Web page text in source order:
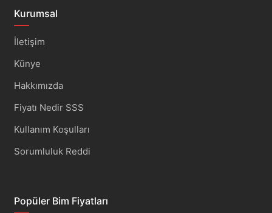
Kurumsal
İletişim
Künye
Hakkımızda
Fiyatı Nedir SSS
Kullanım Koşulları
Sorumluluk Reddi
Popüler Bim Fiyatları